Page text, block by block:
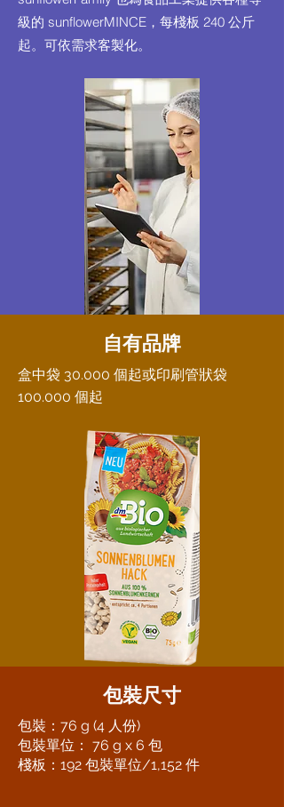
級的 sunflowerMINCE，每棧板 240 公斤
起。可依需求客製化。
自有品牌
盒中袋 30.000 個起或印刷管狀袋
100.000 個起
包裝尺寸
包裝：76 g (4 人份)
包裝單位： 76 g x 6 包
棧板：192 包裝單位/1,152 件